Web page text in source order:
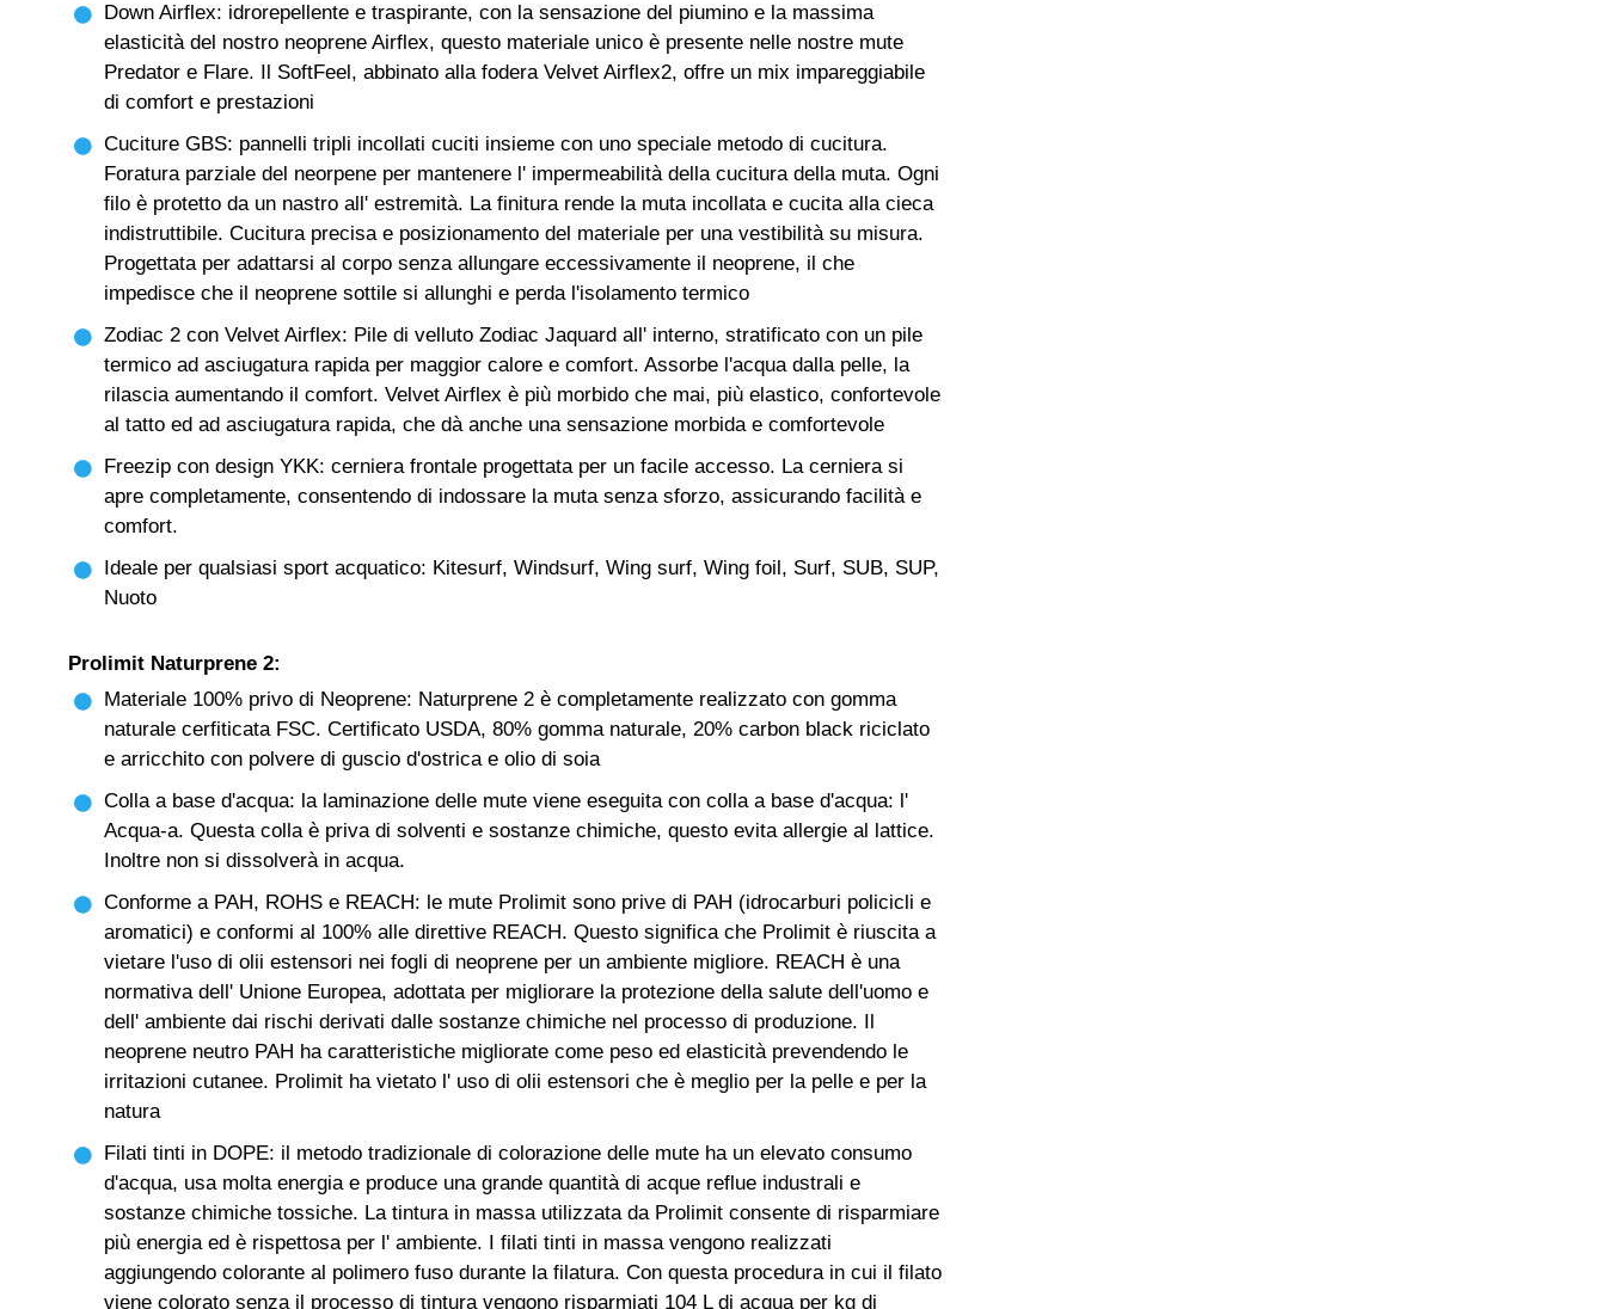
Down Airflex: idrorepellente e traspirante, con la sensazione del piumino e la massima
elasticità del nostro neoprene Airflex, questo materiale unico è presente nelle nostre mute
Predator e Flare. Il SoftFeel, abbinato alla fodera Velvet Airflex2, offre un mix impareggiabile
di comfort e prestazioni
Cuciture GBS: pannelli tripli incollati cuciti insieme con uno speciale metodo di cucitura.
Foratura parziale del neorpene per mantenere l' impermeabilità della cucitura della muta. Ogni
filo è protetto da un nastro all' estremità. La finitura rende la muta incollata e cucita alla cieca
indistruttibile. Cucitura precisa e posizionamento del materiale per una vestibilità su misura.
Progettata per adattarsi al corpo senza allungare eccessivamente il neoprene, il che
impedisce che il neoprene sottile si allunghi e perda l'isolamento termico
Zodiac 2 con Velvet Airflex: Pile di velluto Zodiac Jaquard all' interno, stratificato con un pile
termico ad asciugatura rapida per maggior calore e comfort. Assorbe l'acqua dalla pelle, la
rilascia aumentando il comfort. Velvet Airflex è più morbido che mai, più elastico, confortevole
al tatto ed ad asciugatura rapida, che dà anche una sensazione morbida e comfortevole
Freezip con design YKK: cerniera frontale progettata per un facile accesso. La cerniera si
apre completamente, consentendo di indossare la muta senza sforzo, assicurando facilità e
comfort.
Ideale per qualsiasi sport acquatico: Kitesurf, Windsurf, Wing surf, Wing foil, Surf, SUB, SUP,
Nuoto
Prolimit Naturprene 2:
Materiale 100% privo di Neoprene: Naturprene 2 è completamente realizzato con gomma
naturale cerfiticata FSC. Certificato USDA, 80% gomma naturale, 20% carbon black riciclato
e arricchito con polvere di guscio d'ostrica e olio di soia
Colla a base d'acqua: la laminazione delle mute viene eseguita con colla a base d'acqua: l'
Acqua-a. Questa colla è priva di solventi e sostanze chimiche, questo evita allergie al lattice.
Inoltre non si dissolverà in acqua.
Conforme a PAH, ROHS e REACH: le mute Prolimit sono prive di PAH (idrocarburi policicli e
aromatici) e conformi al 100% alle direttive REACH. Questo significa che Prolimit è riuscita a
vietare l'uso di olii estensori nei fogli di neoprene per un ambiente migliore. REACH è una
normativa dell' Unione Europea, adottata per migliorare la protezione della salute dell'uomo e
dell' ambiente dai rischi derivati dalle sostanze chimiche nel processo di produzione. Il
neoprene neutro PAH ha caratteristiche migliorate come peso ed elasticità prevendendo le
irritazioni cutanee. Prolimit ha vietato l' uso di olii estensori che è meglio per la pelle e per la
natura
Filati tinti in DOPE: il metodo tradizionale di colorazione delle mute ha un elevato consumo
d'acqua, usa molta energia e produce una grande quantità di acque reflue industrali e
sostanze chimiche tossiche. La tintura in massa utilizzata da Prolimit consente di risparmiare
più energia ed è rispettosa per l' ambiente. I filati tinti in massa vengono realizzati
aggiungendo colorante al polimero fuso durante la filatura. Con questa procedura in cui il filato
viene colorato senza il processo di tintura vengono risparmiati 104 L di acqua per kg di